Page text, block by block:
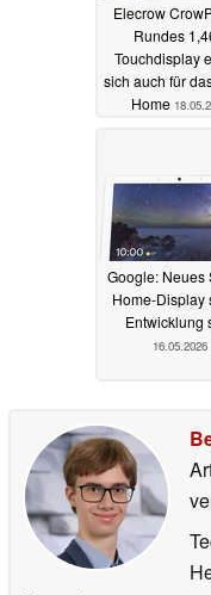
Elecrow
Rundes
Touchdisplay
sich auch für
Home
Google: Neues
Home-Display
Entwicklung
16.05.2026